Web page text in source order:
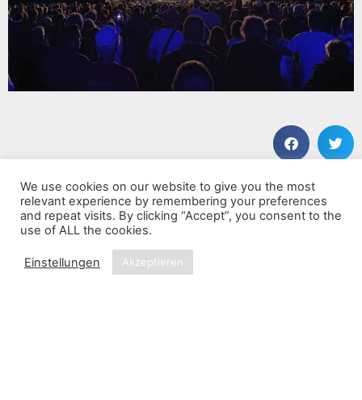
VORHERIGER BEITRAG
Steel Panther
NÄCHSTER BEITRAG
Ten Years After & ZZ TOP
We use cookies on our website to give you the most
relevant experience by remembering your preferences
and repeat visits. By clicking “Accept”, you consent to the
use of ALL the cookies.
Einstellungen Akzeptieren